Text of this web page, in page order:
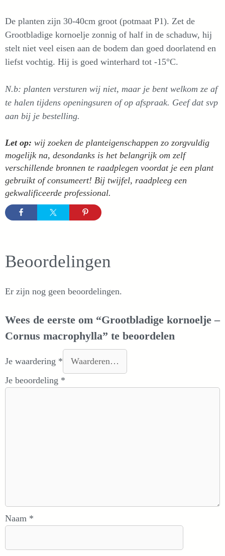
De planten zijn 30-40cm groot (potmaat P1). Zet de
Grootbladige kornoelje zonnig of half in de schaduw, hij
stelt niet veel eisen aan de bodem dan goed doorlatend en
liefst vochtig. Hij is goed winterhard tot -15°C.
N.b: planten versturen wij niet, maar je bent welkom ze af
te halen tijdens openingsuren of op afspraak. Geef dat svp
aan bij je bestelling.
Let op: wij zoeken de planteigenschappen zo zorgvuldig
mogelijk na, desondanks is het belangrijk om zelf
verschillende bronnen te raadplegen voordat je een plant
gebruikt of consumeert! Bij twijfel, raadpleeg een
gekwalificeerde professional.
Beoordelingen
Er zijn nog geen beoordelingen.
Wees de eerste om “Grootbladige kornoelje –
Cornus macrophylla” te beoordelen
Je waardering *
Je beoordeling *
Naam *